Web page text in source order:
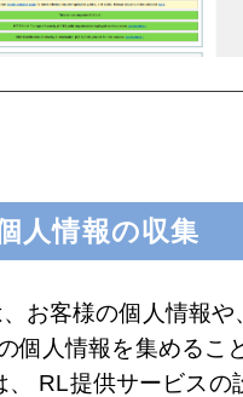
人情報の収集
お客様の個人情報や
個人情報を集めるこ
、 RL提供サービスの